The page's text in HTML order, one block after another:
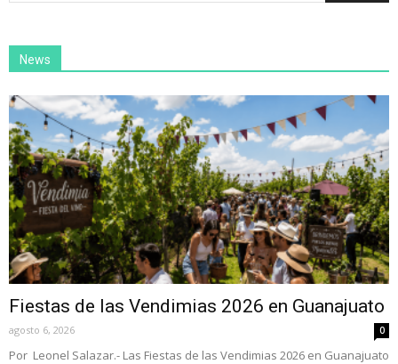
News
Fiestas de las Vendimias 2026 en Guanajuato
agosto 6, 2026 0
Por Leonel Salazar.- Las Fiestas de las Vendimias 2026 en Guanajuato